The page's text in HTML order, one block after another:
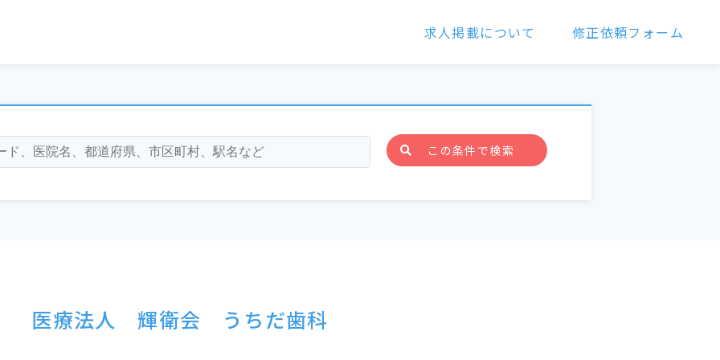
求人掲載について 修正依頼フォーム
この条件で検索
医療法人 輝衛会 うちだ歯科